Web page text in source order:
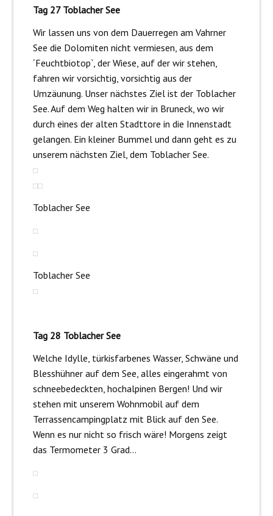
Tag 27 Toblacher See
Wir lassen uns von dem Dauerregen am Vahrner
See die Dolomiten nicht vermiesen, aus dem
´Feuchtbiotop`, der Wiese, auf der wir stehen,
fahren wir vorsichtig, vorsichtig aus der
Umzäunung. Unser nächstes Ziel ist der Toblacher
See. Auf dem Weg halten wir in Bruneck, wo wir
durch eines der alten Stadttore in die Innenstadt
gelangen. Ein kleiner Bummel und dann geht es zu
unserem nächsten Ziel, dem Toblacher See.
Toblacher See
Toblacher See
Tag 28 Toblacher See
Welche Idylle, türkisfarbenes Wasser, Schwäne und
Blesshühner auf dem See, alles eingerahmt von
schneebedeckten, hochalpinen Bergen! Und wir
stehen mit unserem Wohnmobil auf dem
Terrassencampingplatz mit Blick auf den See.
Wenn es nur nicht so frisch wäre! Morgens zeigt
das Termometer 3 Grad…